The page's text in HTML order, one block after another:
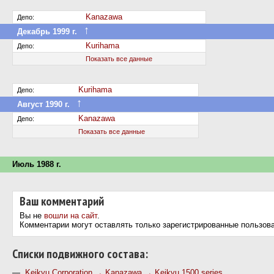
Депо:
Kanazawa
Декабрь 1999 г. ↑
Депо: Kurihama
Показать все данные
Депо:
Kurihama
Август 1990 г. ↑
Депо: Kanazawa
Показать все данные
Июль 1988 г.
Ваш комментарий
Вы не вошли на сайт.
Комментарии могут оставлять только зарегистрированные
Cписки подвижного состава: